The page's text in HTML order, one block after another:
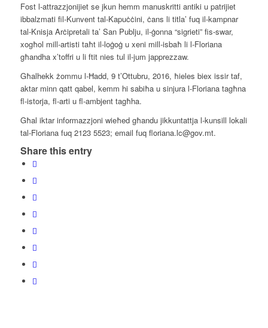
Fost l-attrazzjonijiet se jkun hemm manuskritti antiki u patrijiet
ibbalzmati fil-Kunvent tal-Kapuċċini, ċans li titla’ fuq il-kampnar
tal-Knisja Arċipretali ta’ San Publju, il-ġonna “sigrieti” fis-swar,
xogħol mill-artisti taħt il-loġoġ u xeni mill-isbaħ li l-Floriana
għandha x’toffri u li ftit nies tul il-jum japprezzaw.
Għalhekk żommu l-Ħadd, 9 t’Ottubru, 2016, ħieles biex issir taf,
aktar minn qatt qabel, kemm hi sabiħa u sinjura l-Floriana tagħna
fl-istorja, fl-arti u fl-ambjent tagħha.
Għal iktar informazzjoni wieħed għandu jikkuntattja l-kunsill lokali
tal-Floriana fuq 2123 5523; email fuq floriana.lc@gov.mt.
Share this entry